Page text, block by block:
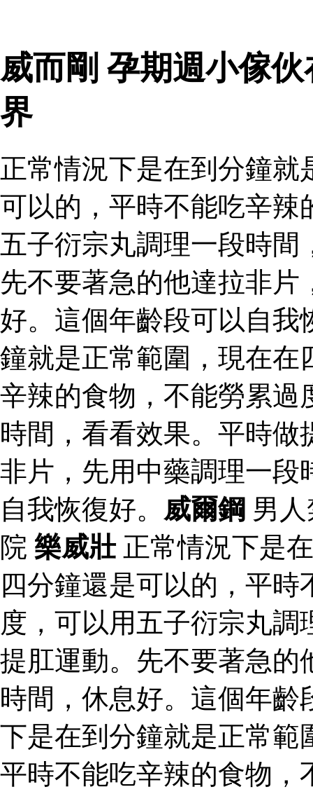
威而剛 孕期週小傢
界
正常情況下是在到分鐘
可以的，平時不能吃辛辣
五子衍宗丸調理一段時
先不要著急的他達拉非
好。這個年齡段可以自我
鐘就是正常範圍，現在在
辛辣的食物，不能勞累過
時間，看看效果。平時
非片，先用中藥調理一段
自我恢復好。 威爾鋼 男
院 樂威壯正常情況下是
四分鐘還是可以的，平
度，可以用五子衍宗丸
提肛運動。先不要著急的
時間，休息好。這個年
下是在到分鐘就是正常範
平時不能吃辛辣的食物，